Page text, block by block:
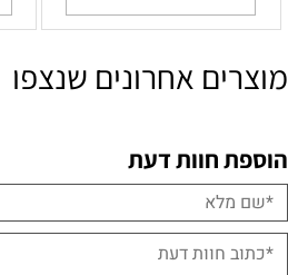
מוצרים אחרונים שנצפו
הוספת חוות דעת